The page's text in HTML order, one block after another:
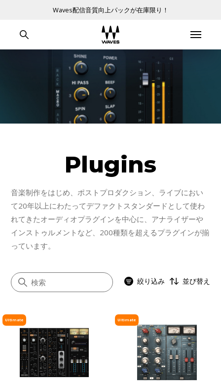
Waves配信音質向上パックが在庫限り！
Plugins
音楽制作をはじめ、ポストプロダクション、ライブにおい
て20年以上にわたってデファクトスタンダードとして使わ
れてきたオーディオプラグインを中心に、アナライザーや
インストゥルメントなど、200種類を超えるプラグインが揃
っています。
すべて
イコライザー
ダイナミクス
絞り込み 並び替え
Ultimate Ultimate